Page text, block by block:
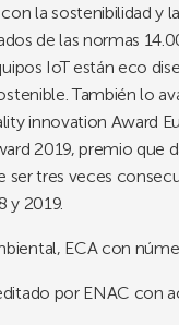
la sostenibilidad y
de las normas
IoT están eco
También lo
innovation Award
2019, premio que
ser tres veces
y 2019.
ECA con
por ENAC con